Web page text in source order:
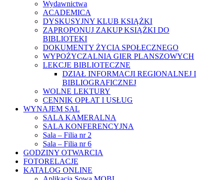
Wydawnictwa
ACADEMICA
DYSKUSYJNY KLUB KSIĄŻKI
ZAPROPONUJ ZAKUP KSIĄŻKI DO
BIBLIOTEKI
DOKUMENTY ŻYCIA SPOŁECZNEGO
WYPOŻYCZALNIA GIER PLANSZOWYCH
LEKCJE BIBLIOTECZNE
DZIAŁ INFORMACJI REGIONALNEJ I
BIBLIOGRAFICZNEJ
WOLNE LEKTURY
CENNIK OPŁAT I USŁUG
WYNAJEM SAL
SALA KAMERALNA
SALA KONFERENCYJNA
Sala – Filia nr 2
Sala – Filia nr 6
GODZINY OTWARCIA
FOTORELACJE
KATALOG ONLINE